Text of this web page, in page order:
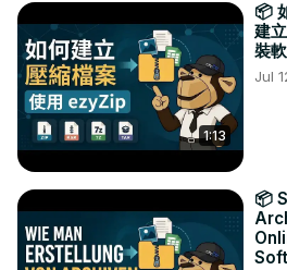
1:13
📦
建
裝
Jul
📦